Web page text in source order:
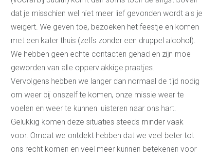
dat je misschien wel niet meer lief gevonden wordt als je
weigert. We geven toe, bezoeken het feestje en komen
met een kater thuis (zelfs zonder een druppel alcohol).
We hebben geen echte contacten gehad en zijn moe
geworden van alle oppervlakkige praatjes.
Vervolgens hebben we langer dan normaal de tijd nodig
om weer bij onszelf te komen, onze missie weer te
voelen en weer te kunnen luisteren naar ons hart.
Gelukkig komen deze situaties steeds minder vaak
voor. Omdat we ontdekt hebben dat we veel beter tot
ons recht komen en veel meer kunnen betekenen voor